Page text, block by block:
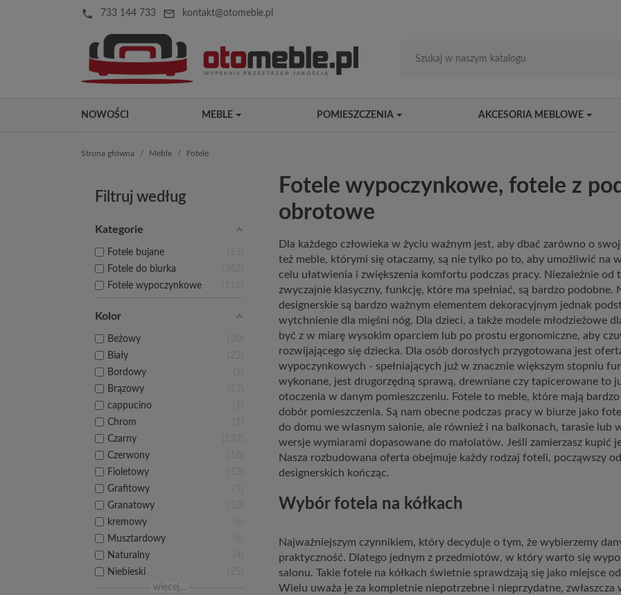
local_phone 733 144 733 mail_outline kontakt@otomeble.pl
NOWOŚCI MEBLE POMIESZCZENIA AKCESORIA MEBLOWE
Strona główna Meble Fotele
Filtruj według
Kategorie
Fotele bujane
Fotele do biurka
Fotele wypoczynkowe
Kolor
Beżowy
Biały
Bordowy
Brązowy
cappucino
Chrom
Czarny
Czerwony
Fioletowy
Grafitowy
Granatowy
kremowy
Musztardowy
Naturalny
Niebieski
więcej...
Fotele wypoczynkowe, fotele z
obrotowe
Dla każdego człowieka w życiu ważnym jest, aby dbać zarówno o
też meble, którymi się otaczamy, są nie tylko po to, aby umożliwić na
celu ułatwienia i zwiększenia komfortu podczas pracy. Niezależnie
zwyczajnie klasyczny, funkcję, które ma spełniać, są bardzo
designerskie są bardzo ważnym elementem dekoracyjnym jednak
wytchnienie dla mięśni nóg. Dla dzieci, a także modele młodzieżowe
być z w miarę wysokim oparciem lub po prostu ergonomiczne, aby
rozwijającego się dziecka. Dla osób dorosłych przygotowana jest
wypoczynkowych - spełniających już w znacznie większym stopniu
wykonane, jest drugorzędną sprawą, drewniane czy tapicerowane to
otoczenia w danym pomieszczeniu. Fotele to meble, które mają
dobór pomieszczenia. Są nam obecne podczas pracy w biurze jako
do domu we własnym salonie, ale również i na balkonach, tarasie lub
wersje wymiarami dopasowane do małolatów. Jeśli zamierzasz kupić
Nasza rozbudowana oferta obejmuje każdy rodzaj foteli, począwszy
designerskich kończąc.
Wybór fotela na kółkach
Najważniejszym czynnikiem, który decyduje o tym, że wybierzemy
praktyczność. Dlatego jednym z przedmiotów, w który warto się
salonu. Takie fotele na kółkach świetnie sprawdzają się jako miejsce
Wielu uważa je za kompletnie niepotrzebne i nieprzydatne,